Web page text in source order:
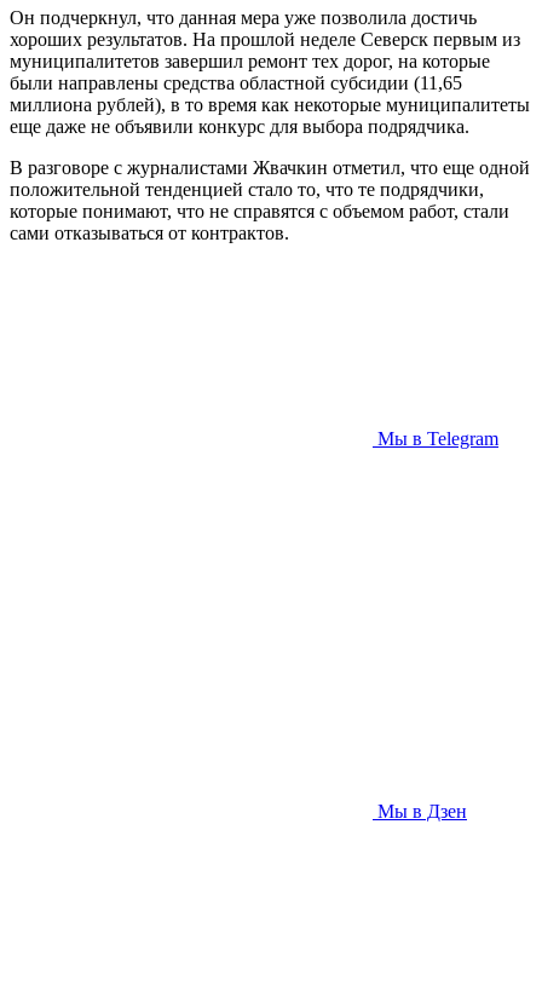
Он подчеркнул, что данная мера уже позволила достичь
хороших результатов. На прошлой неделе Северск первым из
муниципалитетов завершил ремонт тех дорог, на которые
были направлены средства областной субсидии (11,65
миллиона рублей), в то время как некоторые муниципалитеты
еще даже не объявили конкурс для выбора подрядчика.
В разговоре с журналистами Жвачкин отметил, что еще одной
положительной тенденцией стало то, что те подрядчики,
которые понимают, что не справятся с объемом работ, стали
сами отказываться от контрактов.
Мы в Telegram
Мы в Дзен